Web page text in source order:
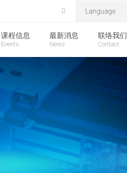
Language
课程信息
Events
最新消息
News
联络我们
Contact